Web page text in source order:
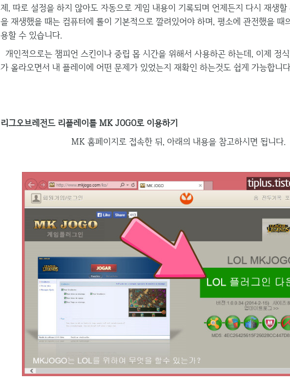
제, 따로 설정을 하지 않아도 자동으로 게임 내용이 기록되며 언제든지 다시 재생
을 재생했을 때는 컴퓨터에 롤이 기본적으로 깔려있어야 하며, 평소에 관전했을 때
용할 수 있습니다.
개인적으로는 챔피언 스킨이나 중립 몹 시간을 위해서 사용하곤 하는데, 이제 정
가 올라오면서 내 플레이에 어떤 문제가 있었는지 재확인 하는것도 쉽게 가능합니
리그오브레전드 리플레이를 MK JOGO로 이용하기
MK 홈페이지로 접속한 뒤, 아래의 내용을 참고하시면 됩니다.